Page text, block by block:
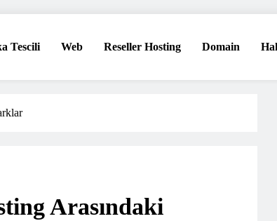
Tescili Web Reseller Hosting Domain
Arasındaki